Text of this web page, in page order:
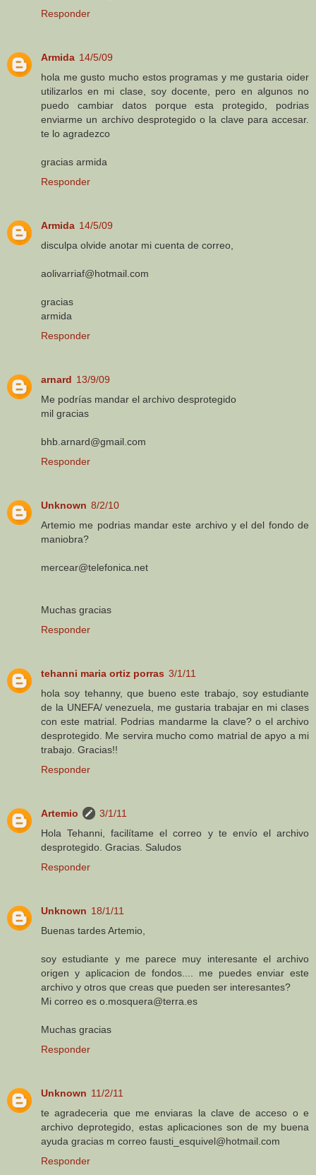
Responder
Armida 14/5/09
hola me gusto mucho estos programas y me gustaria oider
utilizarlos en mi clase, soy docente, pero en algunos no
puedo cambiar datos porque esta protegido, podrias
enviarme un archivo desprotegido o la clave para accesar.
te lo agradezco
gracias armida
Responder
Armida 14/5/09
disculpa olvide anotar mi cuenta de correo,
aolivarriaf@hotmail.com
gracias
armida
Responder
arnard 13/9/09
Me podrías mandar el archivo desprotegido
mil gracias
bhb.arnard@gmail.com
Responder
Unknown 8/2/10
Artemio me podrias mandar este archivo y el del fondo de
maniobra?
mercear@telefonica.net
Muchas gracias
Responder
tehanni maria ortiz porras 3/1/11
hola soy tehanny, que bueno este trabajo, soy estudiante
de la UNEFA/ venezuela, me gustaria trabajar en mi clases
con este matrial. Podrias mandarme la clave? o el archivo
desprotegido. Me servira mucho como matrial de apyo a mi
trabajo. Gracias!!
Responder
Artemio
3/1/11
Hola Tehanni, facilítame el correo y te envío el archivo
desprotegido. Gracias. Saludos
Responder
Unknown 18/1/11
Buenas tardes Artemio,
soy estudiante y me parece muy interesante el archivo
origen y aplicacion de fondos.... me puedes enviar este
archivo y otros que creas que pueden ser interesantes?
Mi correo es o.mosquera@terra.es
Muchas gracias
Responder
Unknown 11/2/11
te agradeceria que me enviaras la clave de acceso o e
archivo deprotegido, estas aplicaciones son de my buena
ayuda gracias m correo fausti_esquivel@hotmail.com
Responder